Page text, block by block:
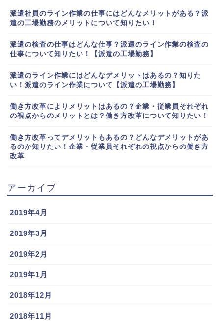
派遣社員のライン作業の仕事にはどんなメリットがある？派
遣の工場勤務のメリットについて知りたい！
派遣の検査の仕事はどんな仕事？派遣のライン作業の検査の
仕事について知りたい！【派遣の工場勤務】
派遣のライン作業にはどんなデメリットはあるの？知りた
い！派遣のライン作業について【派遣の工場勤務】
働き方改革によりメリットはあるの？企業・従業員それぞれ
の視点からのメリットとは？働き方改革について知りたい！
働き方改革ってデメリットもあるの？どんなデメリットがあ
るのか知りたい！企業・従業員それぞれの視点からの働き方
改革
アーカイブ
2019年4月
2019年3月
2019年2月
2019年1月
2018年12月
2018年11月